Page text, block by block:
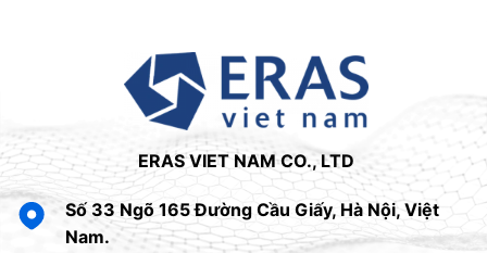
ERAS VIET NAM CO., LTD
Số 33 Ngõ 165 Đường Cầu Giấy, Hà Nội, Việt
Nam.